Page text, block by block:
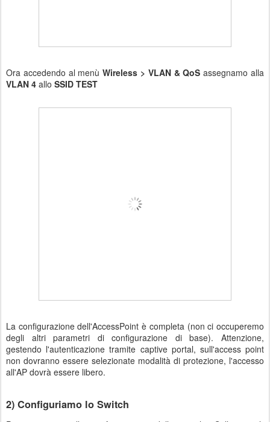
Ora accedendo al menùWireless > VLAN & QoS assegnamo alla
VLAN 4 allo SSID TEST
La configurazione dell'AccessPoint è completa (non ci occuperemo
degli altri parametri di configurazione di base). Attenzione,
gestendo l'autenticazione tramite captive portal, sull'access point
non dovranno essere selezionate modalità di protezione, l'accesso
all'AP dovrà essere libero.
2) Configuriamo lo Switch